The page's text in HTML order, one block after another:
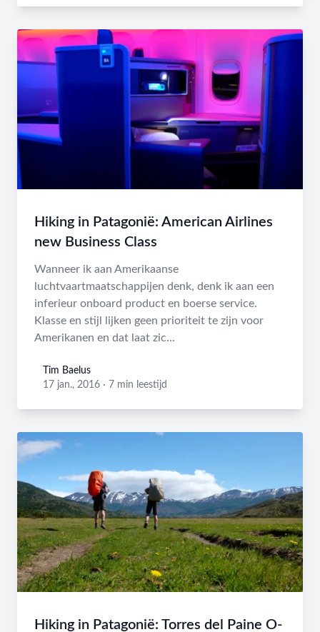
Hiking in Patagonië: American Airlines
new Business Class
Wanneer ik aan Amerikaanse
luchtvaartmaatschappijen denk, denk ik aan een
inferieur onboard product en boerse service.
Klasse en stijl lijken geen prioriteit te zijn voor
Amerikanen en dat laat zic...
Tim Baelus
Tim Baelus
17 jan., 2016 · 7 min leestijd
Hiking in Patagonië: Torres del Paine O-